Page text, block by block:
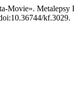
Movie».
kf.3029.